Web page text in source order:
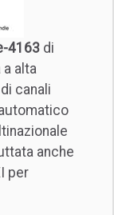
4163 di
a alta
canali
anche
per